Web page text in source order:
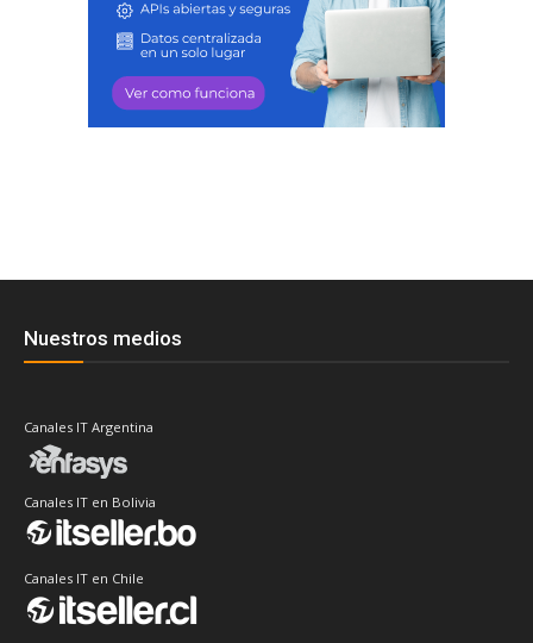
Nuestros medios
Canales IT Argentina
Canales IT en Bolivia
Canales IT en Chile